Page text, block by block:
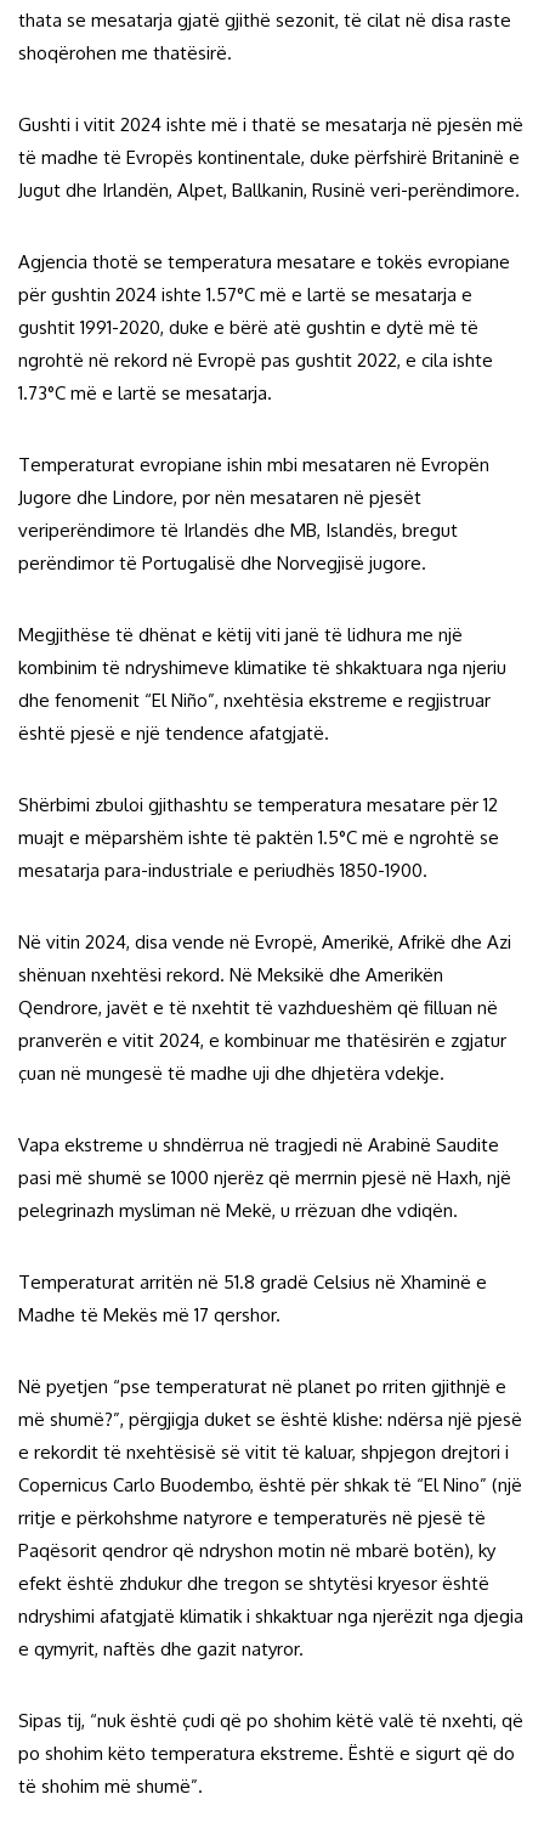
thata se mesatarja gjatë gjithë sezonit, të cilat në disa raste
shoqërohen me thatësirë.
Gushti i vitit 2024 ishte më i thatë se mesatarja në pjesën më
të madhe të Evropës kontinentale, duke përfshirë Britaninë e
Jugut dhe Irlandën, Alpet, Ballkanin, Rusinë veri-perëndimore.
Agjencia thotë se temperatura mesatare e tokës evropiane
për gushtin 2024 ishte 1.57°C më e lartë se mesatarja e
gushtit 1991-2020, duke e bërë atë gushtin e dytë më të
ngrohtë në rekord në Evropë pas gushtit 2022, e cila ishte
1.73°C më e lartë se mesatarja.
Temperaturat evropiane ishin mbi mesataren në Evropën
Jugore dhe Lindore, por nën mesataren në pjesët
veriperëndimore të Irlandës dhe MB, Islandës, bregut
perëndimor të Portugalisë dhe Norvegjisë jugore.
Megjithëse të dhënat e këtij viti janë të lidhura me një
kombinim të ndryshimeve klimatike të shkaktuara nga njeriu
dhe fenomenit “El Niño”, nxehtësia ekstreme e regjistruar
është pjesë e një tendence afatgjatë.
Shërbimi zbuloi gjithashtu se temperatura mesatare për 12
muajt e mëparshëm ishte të paktën 1.5°C më e ngrohtë se
mesatarja para-industriale e periudhës 1850-1900.
Në vitin 2024, disa vende në Evropë, Amerikë, Afrikë dhe Azi
shënuan nxehtësi rekord. Në Meksikë dhe Amerikën
Qendrore, javët e të nxehtit të vazhdueshëm që filluan në
pranverën e vitit 2024, e kombinuar me thatësirën e zgjatur
çuan në mungesë të madhe uji dhe dhjetëra vdekje.
Vapa ekstreme u shndërrua në tragjedi në Arabinë Saudite
pasi më shumë se 1000 njerëz që merrnin pjesë në Haxh, një
pelegrinazh mysliman në Mekë, u rrëzuan dhe vdiqën.
Temperaturat arritën në 51.8 gradë Celsius në Xhaminë e
Madhe të Mekës më 17 qershor.
Në pyetjen “pse temperaturat në planet po rriten gjithnjë e
më shumë?”, përgjigja duket se është klishe: ndërsa një pjesë
e rekordit të nxehtësisë së vitit të kaluar, shpjegon drejtori i
Copernicus Carlo Buodembo, është për shkak të “El Nino” (një
rritje e përkohshme natyrore e temperaturës në pjesë të
Paqësorit qendror që ndryshon motin në mbarë botën), ky
efekt është zhdukur dhe tregon se shtytësi kryesor është
ndryshimi afatgjatë klimatik i shkaktuar nga njerëzit nga djegia
e qymyrit, naftës dhe gazit natyror.
Sipas tij, “nuk është çudi që po shohim këtë valë të nxehti, që
po shohim këto temperatura ekstreme. Është e sigurt që do
të shohim më shumë”.